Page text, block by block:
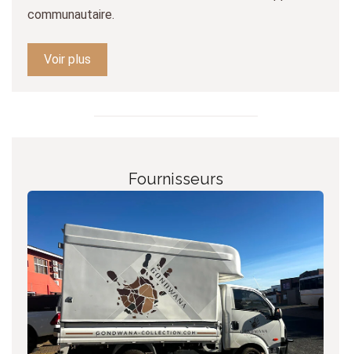
communautaire.
Voir plus
Fournisseurs